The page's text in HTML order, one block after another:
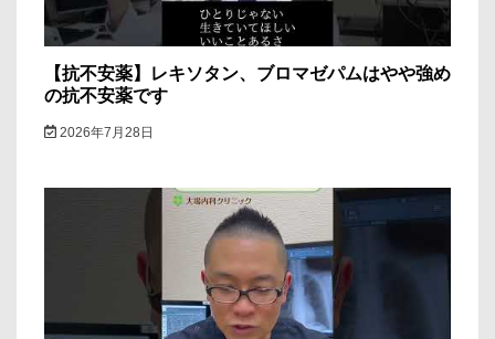
【抗不安薬】レキソタン、ブロマゼパムはやや強め
の抗不安薬です
2026年7月28日